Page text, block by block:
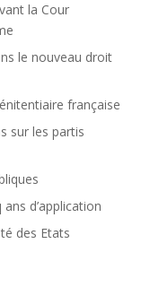
la Cour
le nouveau droit
française
sur les partis
d’application
des Etats